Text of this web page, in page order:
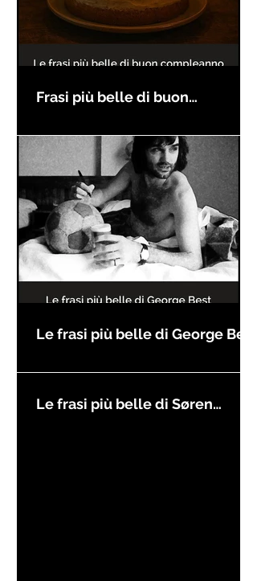
Frasi più belle di buon
Le frasi più belle di George Best
Le frasi più belle di Søren